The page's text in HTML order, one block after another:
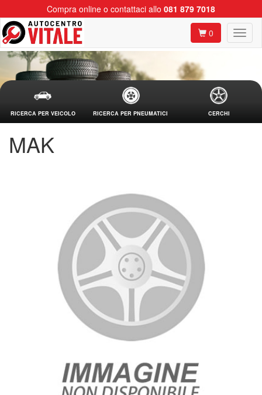
Compra online o contattaci allo 081 879 7018
0
RICERCA PER VEICOLO RICERCA PER PNEUMATICI CERCHI
MAK